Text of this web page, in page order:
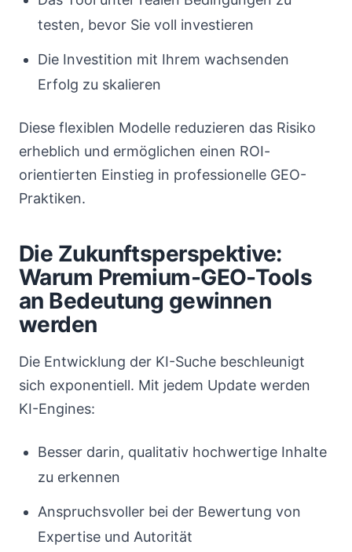
testen, bevor Sie voll investieren
Die Investition mit Ihrem wachsenden
Erfolg zu skalieren
Diese flexiblen Modelle reduzieren das Risiko
erheblich und ermöglichen einen ROI-
orientierten Einstieg in professionelle GEO-
Praktiken.
Die Zukunftsperspektive:
Warum Premium-GEO-Tools
an Bedeutung gewinnen
werden
Die Entwicklung der KI-Suche beschleunigt
sich exponentiell. Mit jedem Update werden
KI-Engines:
Besser darin, qualitativ hochwertige Inhalte
zu erkennen
Anspruchsvoller bei der Bewertung von
Expertise und Autorität